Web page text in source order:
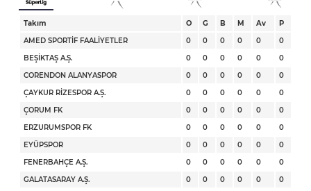
Takım O G B M Av
P
AMED SPORTİF FAALİYETLER
0 0 0 0 0
0
BEŞİKTAŞ A.Ş.
0 0 0 0 0
0
CORENDON ALANYASPOR
0 0 0 0 0
0
ÇAYKUR RİZESPOR A.Ş.
0 0 0 0 0
0
ÇORUM FK
0 0 0 0 0
0
ERZURUMSPOR FK
0 0 0 0 0
0
EYÜPSPOR
0 0 0 0 0
0
FENERBAHÇE A.Ş.
0 0 0 0 0
0
GALATASARAY A.Ş.
0 0 0 0 0
0